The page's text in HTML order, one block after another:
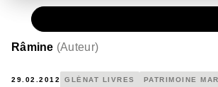
Râmine (Auteur)
29.02.2012 GLÉNAT LIVRES PATRIMOINE